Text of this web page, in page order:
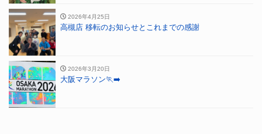
2026年4月25日
高槻店 移転のお知らせとこれまでの感謝
2026年3月20日
大阪マラソン🏃‍➡️